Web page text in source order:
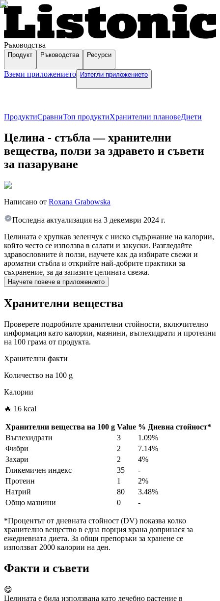
Ръководства
Продукт Ръководства Ресурси
Вземи приложението Изтегли приложението
ПродуктиСравниТоп продуктиХранителни плановеДиети
Целина - стъбла — хранителни
вещества, ползи за здравето и съвети
за пазаруване
Написано от Roxana Grabowska
Последна актуализация на 3 декември 2024 г.
Целината е хрупкав зеленчук с ниско съдържание на калории,
който често се използва в салати и закуски. Разгледайте
здравословните ѝ ползи, научете как да избирате свежи и
ароматни стъбла и открийте най-добрите практики за
съхранение, за да запазите целината свежа.
Научете повече в приложението
Хранителни вещества
Проверете подробните хранителни стойности, включително
информация като калории, мазнини, въглехидрати и протеини
на 100 грама от продукта.
Хранителни факти
Количество на 100 g
Калории
🔥 16 kcal
Хранителни вещества на 100 g Value % Дневна стойност*
Въглехидрати
3
1.09%
Фибри
2
7.14%
Захари
2
4%
Гликемичен индекс
35
-
Протеин
1
2%
Натрий
80
3.48%
Общо мазнини
0 -
*Процентът от дневната стойност (DV) показва колко
хранително вещество в една порция храна допринася за
ежедневната диета. За общи препоръки за хранене се
използват 2000 калории на ден.
Факти и съвети
😋
Целината е била използвана като лечебно растение в